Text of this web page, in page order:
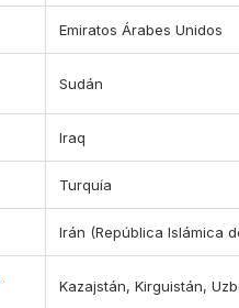
Emiratos Árabes Unidos
Sudán
Iraq
Turquía
Irán (República Islámica
Kazajstán, Kirguistán,